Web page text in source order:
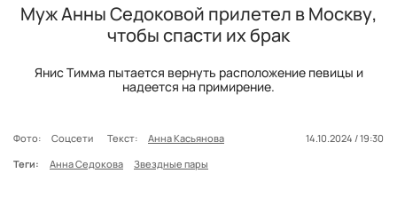
Муж Анны Седоковой прилетел в Москву,
чтобы спасти их брак
Янис Тимма пытается вернуть расположение певицы и
надеется на примирение.
Фото: Соцсети Текст: Анна Касьянова
14.10.2024 / 19:30
Теги:
Анна Седокова Звездные пары